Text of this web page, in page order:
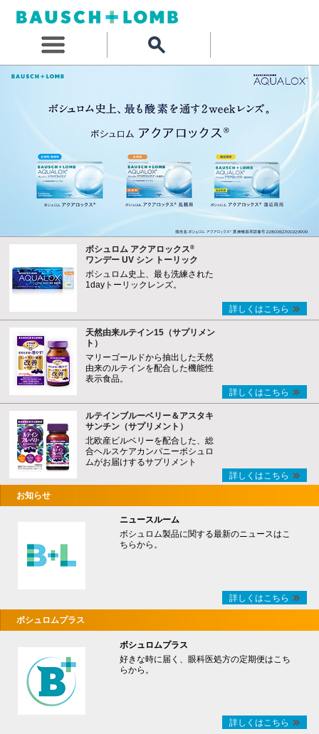
ボシュロム アクアロックス®
ワンデー UV シン トーリック
ボシュロム史上、最も洗練された
1dayトーリックレンズ。
詳しくはこちら
天然由来ルテイン15（サプリメン
ト）
マリーゴールドから抽出した天然
由来のルテインを配合した機能性
表示食品。
詳しくはこちら
ルテインブルーベリー＆アスタキ
サンチン（サプリメント）
北欧産ビルベリーを配合した、総
合ヘルスケアカンパニーボシュロ
ムがお届けするサプリメント
詳しくはこちら
お知らせ
ニュースルーム
ボシュロム製品に関する最新のニュースはこ
ちらから。
詳しくはこちら
ボシュロムプラス
ボシュロムプラス
好きな時に届く、眼科医処方の定期便はこち
らから。
詳しくはこちら